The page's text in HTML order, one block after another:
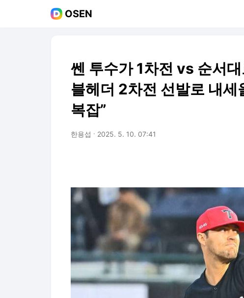
OSEN
쎈 투수가 1차전 vs 순서
블헤더 2차전 선발로 내
복잡”
한용섭 2025. 5. 10. 07:41